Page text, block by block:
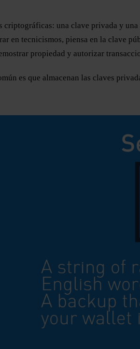
una clave privada y
en tecnicismos, piensa en la clave
propiedad y autorizar
es que almacenan las claves